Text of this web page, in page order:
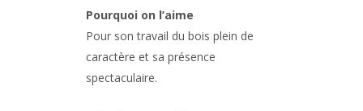
Pourquoi on l’aime
Pour son travail du bois plein de
caractère et sa présence
spectaculaire.